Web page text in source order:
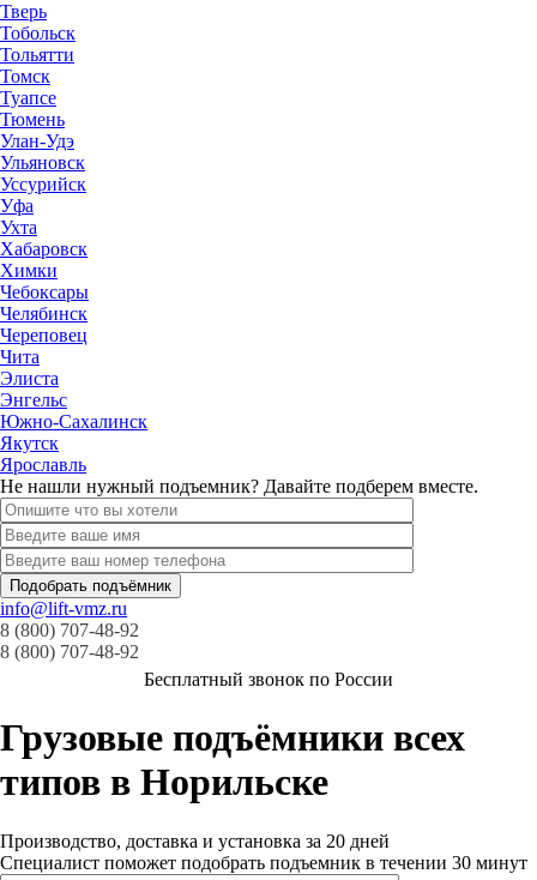
Тверь
Тобольск
Тольятти
Томск
Туапсе
Тюмень
Улан-Удэ
Ульяновск
Уссурийск
Уфа
Ухта
Хабаровск
Химки
Чебоксары
Челябинск
Череповец
Чита
Элиста
Энгельс
Южно-Сахалинск
Якутск
Ярославль
Не нашли нужный подъемник? Давайте подберем вместе.
info@lift-vmz.ru
8 (800) 707-48-92
8 (800) 707-48-92
Бесплатный звонок по России
Грузовые подъёмники всех
типов в Норильске
Производство, доставка и установка за 20 дней
Специалист поможет подобрать подъемник в течении 30 минут